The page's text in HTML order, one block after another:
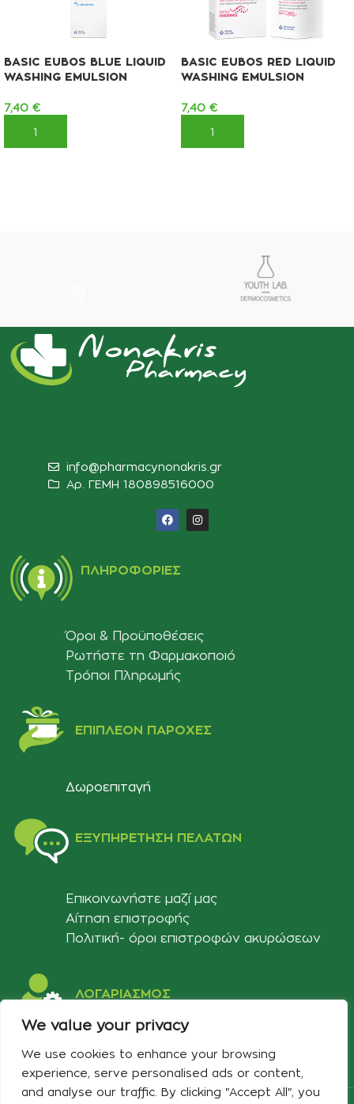
We value your privacy
We use cookies to enhance your browsing
experience, serve personalised ads or content,
and analyse our traffic. By clicking "Accept All", you
BASIC EUBOS BLUE LIQUID
WASHING EMULSION
7,40 €
ΠΡΟΣΘΉΚΗ ΣΤΟ ΚΑΛΆΘΙ
BASIC EUBOS RED LIQUID
WASHING EMULSION
7,40 €
ΠΡΟΣΘΉΚΗ ΣΤΟ ΚΑΛΆΘΙ
info@pharmacynonakris.gr
Αρ. ΓΕΜΗ 180898516000‬
ΠΛΗΡΟΦΟΡΊΕΣ
Όροι & Προϋποθέσεις
Ρωτήστε τη Φαρμακοποιό
Τρόποι Πληρωμής
ΕΠΙΠΛΈΟΝ ΠΑΡΟΧΈΣ
Δωροεπιταγή
ΕΞΥΠΗΡΈΤΗΣΗ ΠΕΛΑΤΏΝ
Επικοινωνήστε μαζί μας
Αίτηση επιστροφής
Πολιτική- όροι επιστροφών ακυρώσεων
ΛΟΓΑΡΙΑΣΜΟΣ
Στοιχεία λογαριασμού
Λίστα αγαπημένων
Copyright 2024 Developed & Designed byBest Cybernetics